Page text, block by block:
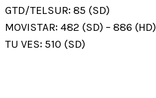
GTD/TELSUR: 85 (SD)
MOVISTAR: 482 (SD) – 886 (HD)
TU VES: 510 (SD)